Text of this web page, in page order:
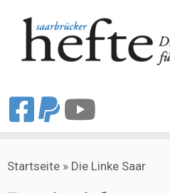
Inhalt
Startseite » Die Linke Saar